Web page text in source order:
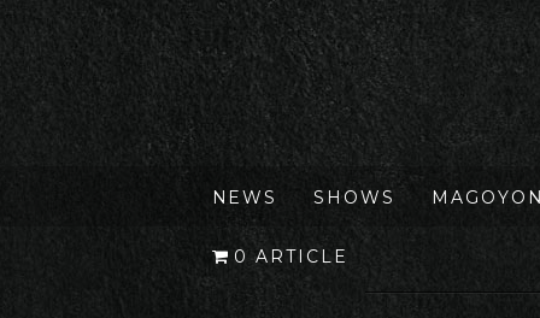
NEWS SHOWS
0 ARTICLE